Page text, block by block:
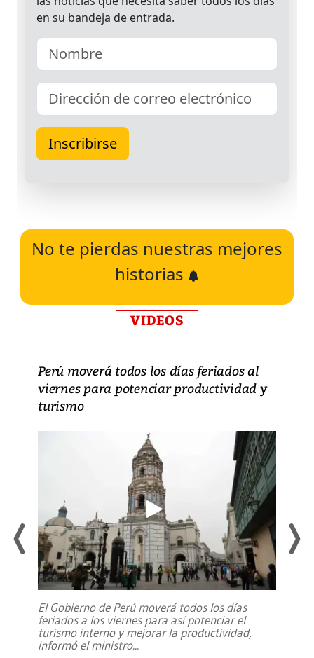
No te pierdas nuestras mejores
historias
VIDEOS
Perú moverá todos los días feriados al
viernes para potenciar productividad y
turismo
El Gobierno de Perú moverá todos los días
feriados a los viernes para así potenciar el
turismo interno y mejorar la productividad,
informó el ministro...